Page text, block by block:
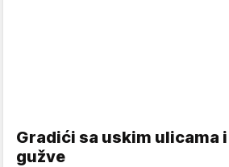
Gradići sa uskim ulicama
gužve